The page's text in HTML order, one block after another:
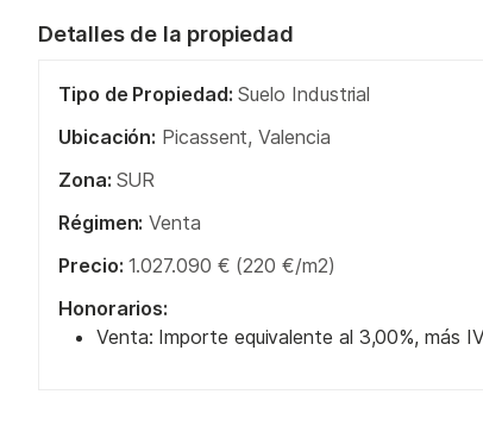
Detalles de la propiedad
Tipo de Propiedad: Suelo Industrial
Ubicación: Picassent, Valencia
Zona: SUR
Régimen: Venta
Precio: 1.027.090 € (220 €/m2)
Honorarios:
Venta: Importe equivalente al 3,00%, más